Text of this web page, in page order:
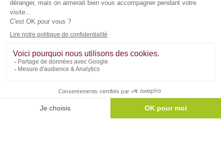
Rénovéa, filiale du Groupe BDL, réalise vos projets de
rénovation, d'extension d'habitation & d'aménagements
intérieurs.
Nous contacter